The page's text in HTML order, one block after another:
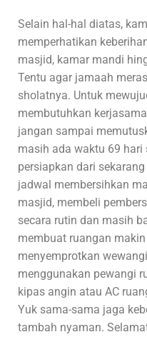
Selain hal-hal diatas,
memperhatikan
masjid, kamar mandi
Tentu agar jamaah
sholatnya. Untuk
membutuhkan
jangan sampai
masih ada waktu 69 hari
persiapkan dari
jadwal membersihkan
masjid, membeli
secara rutin dan masih
membuat ruangan
menyemprotkan
menggunakan pewangi
kipas angin atau AC
Yuk sama-sama jaga
tambah nyaman.